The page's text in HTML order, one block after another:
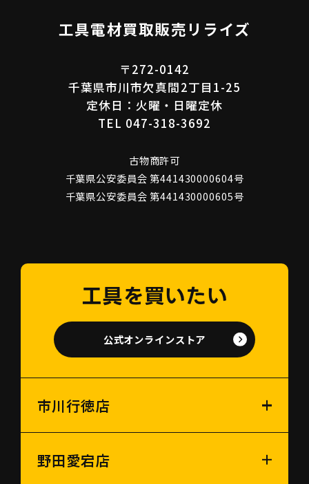
工具電材買取販売リライズ
〒272-0142
千葉県市川市欠真間2丁目1-25
定休日：火曜・日曜定休
TEL 047-318-3692
古物商許可
千葉県公安委員会 第441430000604号
千葉県公安委員会 第441430000605号
工具を買いたい
公式オンラインストア
市川行徳店
野田愛宕店